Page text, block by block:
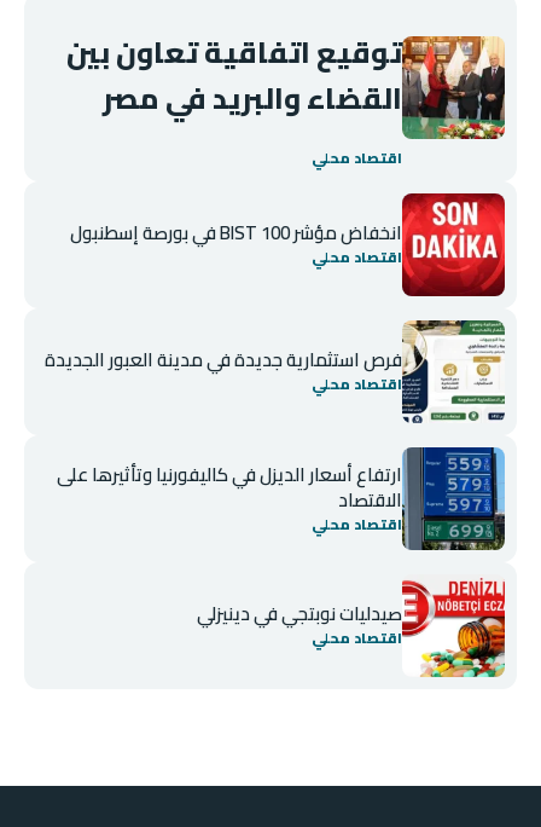
توقيع اتفاقية تعاون بين
القضاء والبريد في مصر
اقتصاد محلي
انخفاض مؤشر BIST 100 في بورصة إسطنبول
اقتصاد محلي
فرص استثمارية جديدة في مدينة العبور الجديدة
اقتصاد محلي
ارتفاع أسعار الديزل في كاليفورنيا وتأثيرها على
الاقتصاد
اقتصاد محلي
صيدليات نوبتجي في دينيزلي
اقتصاد محلي